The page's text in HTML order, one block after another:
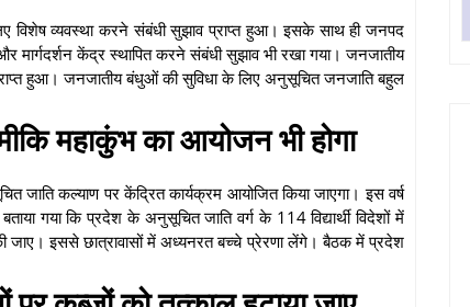
विशेष व्यवस्था करने संबंधी सुझाव प्राप्त हुआ। इसके साथ ही जनपद
और मार्गदर्शन केंद्र स्थापित करने संबंधी सुझाव भी रखा गया। जनजातीय
हुआ। जनजातीय बंधुओं की सुविधा के लिए अनुसूचित जनजाति बहुल
महाकुंभ का आयोजन भी होगा
कल्याण पर केंद्रित कार्यक्रम आयोजित किया जाएगा। इस वर्ष
गया कि प्रदेश के अनुसूचित जाति वर्ग के 114 विद्यार्थी विदेशों में
जाए। इससे छात्रावासों में अध्यनरत बच्चे प्रेरणा लेंगे। बैठक में प्रदेश